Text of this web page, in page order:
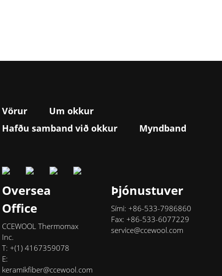
Vörur
Um okkur
Hafðu samband við okkur
Myndband
Oversea
Office
CCEWOOL Thermomax
Inc.
T: +(1) 4167359078
E:
keramikfiber@ccewool.com
Þjónustuver
Sími: +86-533-7986860
Fax: +86-533-6077229
service@ccewool.com